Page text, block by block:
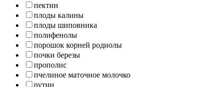
пектин
плоды калины
плоды шиповника
полифенолы
порошок корней родиолы
почки березы
прополис
пчелиное маточное молочко
рутин